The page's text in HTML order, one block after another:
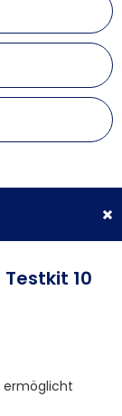
Testkit 10
ermöglicht